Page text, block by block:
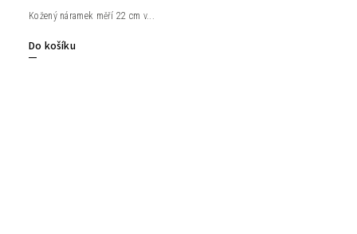
Do košíku
Kožený náramek měří 22 cm v...